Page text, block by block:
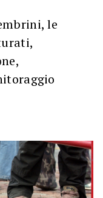
le